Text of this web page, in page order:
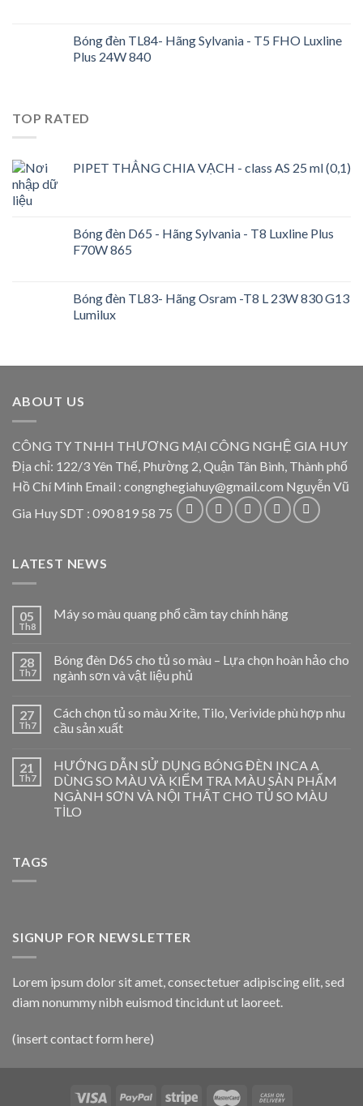
Bóng đèn TL84- Hãng Sylvania - T5 FHO Luxline
Plus 24W 840
TOP RATED
PIPET THẲNG CHIA VẠCH - class AS 25 ml (0,1)
Bóng đèn D65 - Hãng Sylvania - T8 Luxline Plus
F70W 865
Bóng đèn TL83- Hãng Osram -T8 L 23W 830 G13
Lumilux
ABOUT US
CÔNG TY TNHH THƯƠNG MẠI CÔNG NGHỆ GIA HUY
Địa chỉ: 122/3 Yên Thế, Phường 2, Quận Tân Bình, Thành phố
Hồ Chí Minh Email : congnghegiahuy@gmail.com Nguyễn Vũ
Gia Huy SDT : 090 819 58 75
LATEST NEWS
05
Th8
Máy so màu quang phổ cầm tay chính hãng
28
Th7
Bóng đèn D65 cho tủ so màu – Lựa chọn hoàn hảo cho
ngành sơn và vật liệu phủ
27
Th7
Cách chọn tủ so màu Xrite, Tilo, Verivide phù hợp nhu
cầu sản xuất
21
Th7
HƯỚNG DẪN SỬ DỤNG BÓNG ĐÈN INCA A
DÙNG SO MÀU VÀ KIỂM TRA MÀU SẢN PHẨM
NGÀNH SƠN VÀ NỘI THẤT CHO TỦ SO MÀU
TİLO
TAGS
SIGNUP FOR NEWSLETTER
Lorem ipsum dolor sit amet, consectetuer adipiscing elit, sed
diam nonummy nibh euismod tincidunt ut laoreet.
(insert contact form here)